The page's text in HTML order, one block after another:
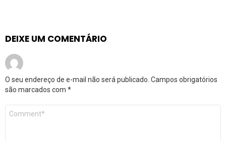
DEIXE UM COMENTÁRIO
O seu endereço de e-mail não será publicado. Campos obrigatórios
são marcados com *
Comentário